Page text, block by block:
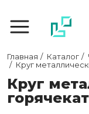
Главная Каталог
Круг
Круг